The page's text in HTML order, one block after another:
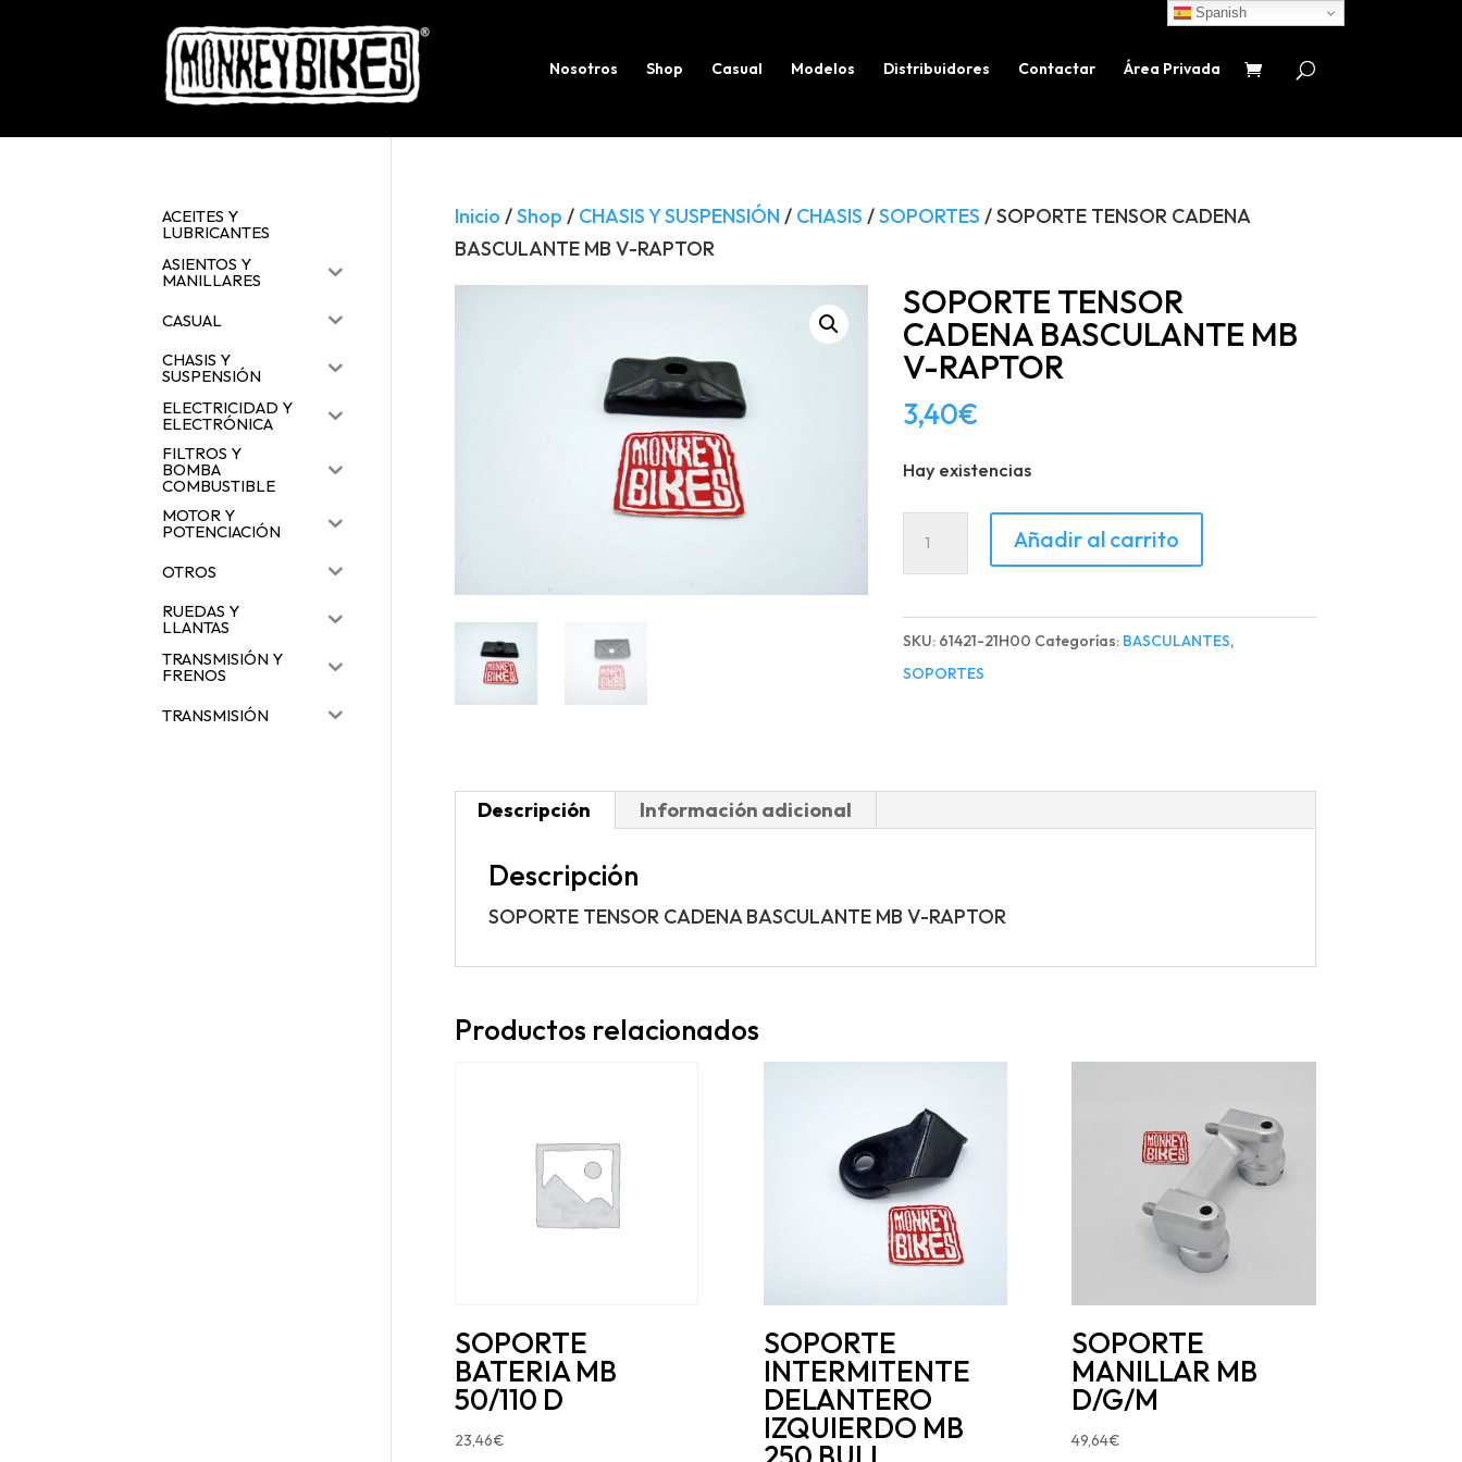
Nosotros Shop Casual Modelos Distribuidores Contactar Área Privada
productos
Inicio /Shop / CHASIS Y SUSPENSIÓN / CHASIS /SOPORTES / SOPORTE TENSOR CADENA
BASCULANTE MB V-RAPTOR
SOPORTE TENSOR
CADENA BASCULANTE MB
V-RAPTOR
3,40€
Hay existencias
BASCULANTE
Añadir al carrito
SKU: 61421-21H00 Categorías: BASCULANTES,
SOPORTES
Descripción Información adicional
Descripción
SOPORTE TENSOR CADENA BASCULANTE MB V-RAPTOR
Productos relacionados
SOPORTE
BATERIA MB
50/110 D
23,46€
SOPORTE
INTERMITENTE
DELANTERO
IZQUIERDO MB
SOPORTE
MANILLAR MB
D/G/M
49,64€
ACEITES Y
LUBRICANTES
ASIENTOS Y
MANILLARES
CASUAL
CHASIS Y
SUSPENSIÓN
ELECTRICIDAD Y
ELECTRÓNICA
FILTROS Y
BOMBA
COMBUSTIBLE
MOTOR Y
POTENCIACIÓN
OTROS
RUEDAS Y
LLANTAS
TRANSMISIÓN Y
FRENOS
TRANSMISIÓN
Spanish